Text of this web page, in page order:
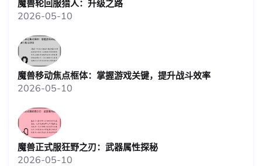
魔兽轮回服猎人：升级之路
2026-05-10
魔兽移动焦点框体：掌握游戏关键，提升战斗效率
2026-05-10
魔兽正式服狂野之刃：武器属性探秘
2026-05-10